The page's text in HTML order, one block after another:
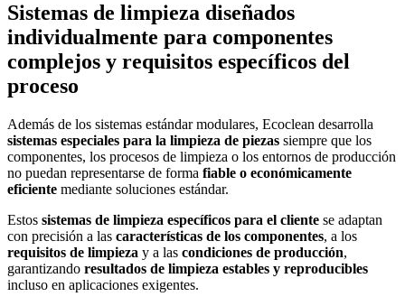
Sistemas de limpieza diseñados
individualmente para componentes
complejos y requisitos específicos del
proceso
Además de los sistemas estándar modulares, Ecoclean desarrolla
sistemas especiales para la limpieza de piezas siempre que los
componentes, los procesos de limpieza o los entornos de producción
no puedan representarse de forma fiable o económicamente
eficiente mediante soluciones estándar.
Estos sistemas de limpieza específicos para el cliente se adaptan
con precisión a las características de los componentes, a los
requisitos de limpieza y a las condiciones de producción,
garantizando resultados de limpieza estables y reproducibles
incluso en aplicaciones exigentes.